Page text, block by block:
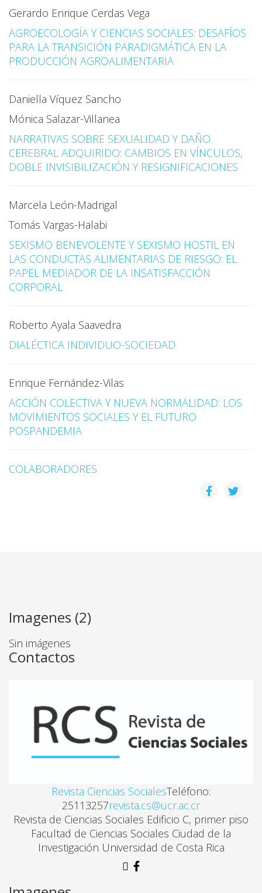
Gerardo Enrique Cerdas Vega
AGROECOLOGÍA Y CIENCIAS SOCIALES: DESAFÍOS
PARA LA TRANSICIÓN PARADIGMÁTICA EN LA
PRODUCCIÓN AGROALIMENTARIA
Daniella Víquez Sancho
Mónica Salazar-Villanea
NARRATIVAS SOBRE SEXUALIDAD Y DAÑO
CEREBRAL ADQUIRIDO: CAMBIOS EN VÍNCULOS,
DOBLE INVISIBILIZACIÓN Y RESIGNIFICACIONES
Marcela León-Madrigal
Tomás Vargas-Halabi
SEXISMO BENEVOLENTE Y SEXISMO HOSTIL EN
LAS CONDUCTAS ALIMENTARIAS DE RIESGO: EL
PAPEL MEDIADOR DE LA INSATISFACCIÓN
CORPORAL
Roberto Ayala Saavedra
DIALÉCTICA INDIVIDUO-SOCIEDAD
Enrique Fernández-Vilas
ACCIÓN COLECTIVA Y NUEVA NORMALIDAD: LOS
MOVIMIENTOS SOCIALES Y EL FUTURO
POSPANDEMIA
COLABORADORES
Imagenes (2)
Sin imágenes
Contactos
Revista Ciencias SocialesTeléfono:
25113257revista.cs@ucr.ac.cr
Revista de Ciencias Sociales Edificio C, primer piso
Facultad de Ciencias Sociales Ciudad de la
Investigación Universidad de Costa Rica